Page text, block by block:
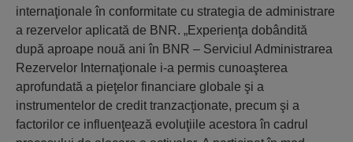
internaţionale în conformitate cu strategia de administrare
a rezervelor aplicată de BNR. „Experienţa dobândită
după aproape nouă ani în BNR – Serviciul Administrarea
Rezervelor Internaţionale i-a permis cunoaşterea
aprofundată a pieţelor financiare globale şi a
instrumentelor de credit tranzacţionate, precum şi a
factorilor ce influenţează evoluţiile acestora în cadrul